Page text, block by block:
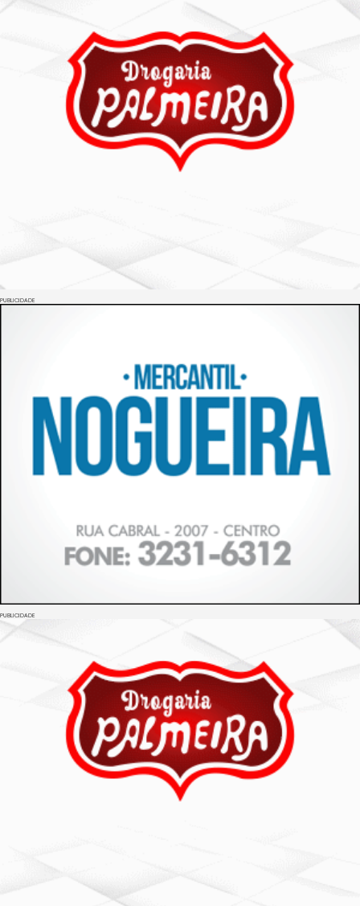
PUBLICIDADE
PUBLICIDADE